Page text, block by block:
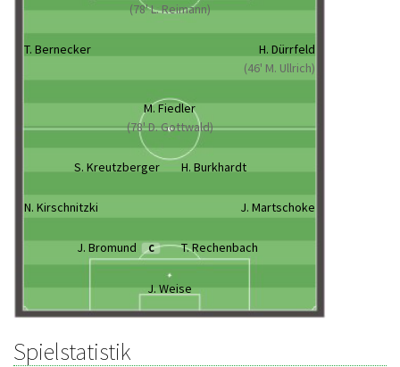
(78' L. Reimann)
T. Bernecker
H. Dürrfeld
(46' M. Ullrich)
M. Fiedler
(78' D. Gottwald)
S. Kreutzberger H. Burkhardt
N. Kirschnitzki J. Martschoke
J. Bromund C T. Rechenbach
J. Weise
Spielstatistik